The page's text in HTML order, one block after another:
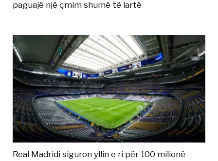
paguajë një çmim shumë të lartë
Real Madridi siguron yllin e ri për 100 milionë